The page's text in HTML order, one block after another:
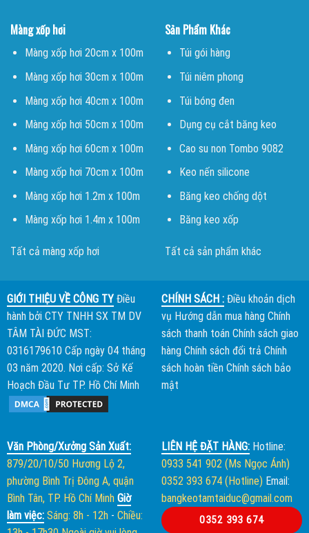
Màng xốp hơi
Màng xốp hơi 20cm x 100m
Màng xốp hơi 30cm x 100m
Màng xốp hơi 40cm x 100m
Màng xốp hơi 50cm x 100m
Màng xốp hơi 60cm x 100m
Màng xốp hơi 70cm x 100m
Màng xốp hơi 1.2m x 100m
Màng xốp hơi 1.4m x 100m
Tất cả màng xốp hơi
Sản Phẩm Khác
Túi gói hàng
Túi niêm phong
Túi bóng đen
Dụng cụ cắt băng keo
Cao su non Tombo 9082
Keo nến silicone
Băng keo chống dột
Băng keo xốp
Tất cả sản phẩm khác
GIỚI THIỆU VỀ CÔNG TYĐiều
hành bởi CTY TNHH SX TM DV
TÂM TÀI ĐỨC MST:
0316179610 Cấp ngày 04 tháng
03 năm 2020. Nơi cấp: Sở Kế
Hoạch Đầu Tư TP. Hồ Chí Minh
CHÍNH SÁCH : Điều khoản dịch
vụ Hướng dẫn mua hàng Chính
sách thanh toán Chính sách giao
hàng Chính sách đổi trả Chính
sách hoàn tiền Chính sách bảo
mật
Văn Phòng/Xưởng Sản Xuất:
879/20/10/50 Hương Lộ 2,
phường Bình Trị Đông A, quận
Bình Tân, TP. Hồ Chí Minh Giờ
làm việc: Sáng: 8h - 12h- Chiều:
LIÊN HỆ ĐẶT HÀNG:Hotline:
0933 541 902 (Ms Ngọc Ánh)
0352 393 674 (Hotline) Email:
bangkeotamtaiduc@gmail.com
0352 393 674